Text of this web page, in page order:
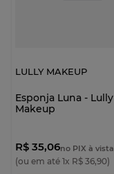
LULLY MAKEUP
Esponja Luna - Lully
Makeup
R$ 35,06no PIX à vista
(ou em até 1x R$ 36,90)